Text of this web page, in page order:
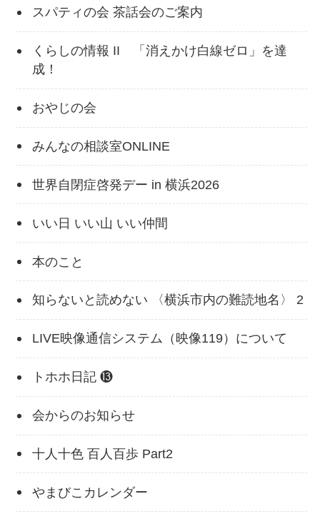
スパティの会 茶話会のご案内
くらしの情報 II 「消えかけ白線ゼロ」を達
成！
おやじの会
みんなの相談室ONLINE
世界自閉症啓発デー in 横浜2026
いい日 いい山 いい仲間
本のこと
知らないと読めない 〈横浜市内の難読地名〉 2
LIVE映像通信システム（映像119）について
トホホ日記 ⓭
会からのお知らせ
十人十色 百人百歩 Part2
やまびこカレンダー